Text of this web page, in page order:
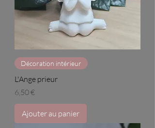
Décoration intérieur
L'Ange prieur
Prix
6,50 €
Ajouter au panier